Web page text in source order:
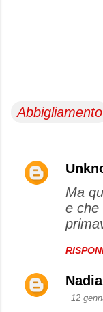
Abbigliamento
C
t
Ma
e che
12